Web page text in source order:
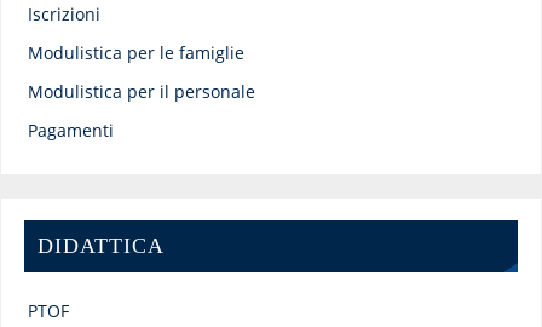
Iscrizioni
Modulistica per le famiglie
Modulistica per il personale
Pagamenti
DIDATTICA
PTOF